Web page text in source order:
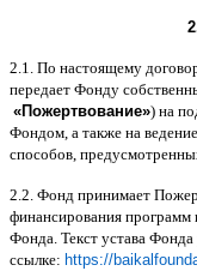
2.1. По настоящему
передает Фонду
«Пожертвование») на
Фондом а также на
способов
2.2. Фонд принимает
финансирования программ
Фонда Текст устава
ссылке: https://